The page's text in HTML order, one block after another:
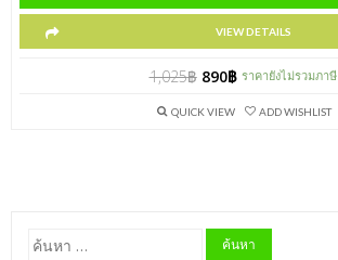
VIEW DETAILS
1,025฿ 890฿ ราคายังไม่รวมภาษี
QUICK VIEW ADD WISHLIST
ค้นหา